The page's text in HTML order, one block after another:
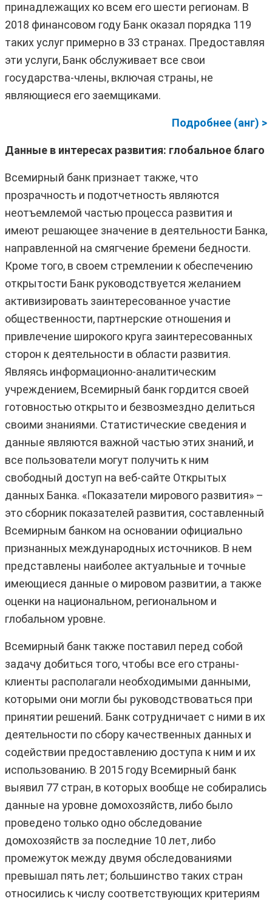
принадлежащих ко всем его шести регионам. В
2018 финансовом году Банк оказал порядка 119
таких услуг примерно в 33 странах. Предоставляя
эти услуги, Банк обслуживает все свои
государства-члены, включая страны, не
являющиеся его заемщиками.
Подробнее (анг) >
Данные в интересах развития: глобальное благо
Всемирный банк признает также, что
прозрачность и подотчетность являются
неотъемлемой частью процесса развития и
имеют решающее значение в деятельности Банка,
направленной на смягчение бремени бедности.
Кроме того, в своем стремлении к обеспечению
открытости Банк руководствуется желанием
активизировать заинтересованное участие
общественности, партнерские отношения и
привлечение широкого круга заинтересованных
сторон к деятельности в области развития.
Являясь информационно-аналитическим
учреждением, Всемирный банк гордится своей
готовностью открыто и безвозмездно делиться
своими знаниями. Статистические сведения и
данные являются важной частью этих знаний, и
все пользователи могут получить к ним
свободный доступ на веб-сайте Открытых
данных Банка. «Показатели мирового развития» –
это сборник показателей развития, составленный
Всемирным банком на основании официально
признанных международных источников. В нем
представлены наиболее актуальные и точные
имеющиеся данные о мировом развитии, а также
оценки на национальном, региональном и
глобальном уровне.
Всемирный банк также поставил перед собой
задачу добиться того, чтобы все его страны-
клиенты располагали необходимыми данными,
которыми они могли бы руководствоваться при
принятии решений. Банк сотрудничает с ними в их
деятельности по сбору качественных данных и
содействии предоставлению доступа к ним и их
использованию. В 2015 году Всемирный банк
выявил 77 стран, в которых вообще не собирались
данные на уровне домохозяйств, либо было
проведено только одно обследование
домохозяйств за последние 10 лет, либо
промежуток между двумя обследованиями
превышал пять лет; большинство таких стран
относились к числу соответствующих критериям